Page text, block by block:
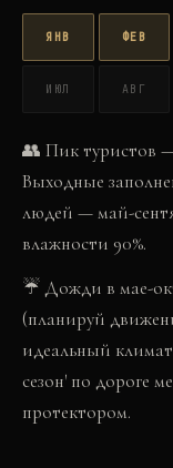
ЯНВ ФЕВ
ИЮЛ АВГ
👥 Пик туристов
Выходные
людей — май-
влажности 90%.
☔ Дожди в мае-
(планируй
идеальный
сезон' по дороге
протектором.